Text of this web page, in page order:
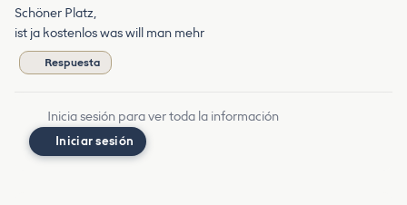
Schöner Platz,
ist ja kostenlos was will man mehr
Respuesta
Inicia sesión para ver toda la información
Iniciar sesión